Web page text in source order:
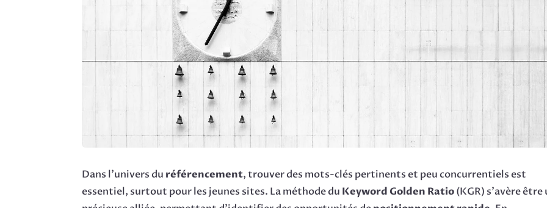
Dans l’univers du référencement, trouver des mots-clés pertinents et peu concurrentiels est
essentiel, surtout pour les jeunes sites. La méthode du Keyword Golden Ratio(KGR) s’avère être